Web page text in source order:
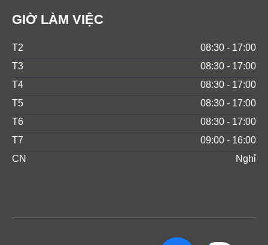
GIỜ LÀM VIỆC
T2
08:30 - 17:00
T3
08:30 - 17:00
T4
08:30 - 17:00
T5
08:30 - 17:00
T6
08:30 - 17:00
T7
09:00 - 16:00
CN
Nghỉ